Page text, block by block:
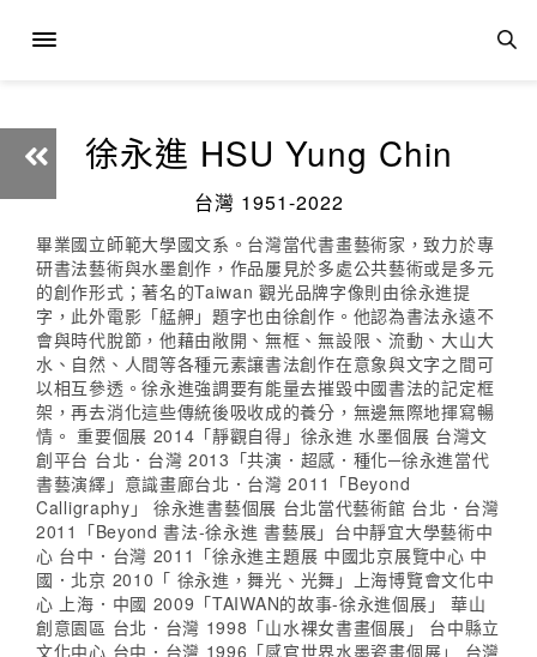
徐永進 HSU Yung Chin
台灣 1951-2022
畢業國立師範大學國文系。台灣當代書畫藝術家，致力於專
研書法藝術與水墨創作，作品屢見於多處公共藝術或是多元
的創作形式；著名的Taiwan 觀光品牌字像則由徐永進提
字，此外電影「艋舺」題字也由徐創作。他認為書法永遠不
會與時代脫節，他藉由敞開、無框、無設限、流動、大山大
水、自然、人間等各種元素讓書法創作在意象與文字之間可
以相互參透。徐永進強調要有能量去摧毀中國書法的記定框
架，再去消化這些傳統後吸收成的養分，無邊無際地揮寫暢
情。 重要個展 2014「靜觀自得」徐永進 水墨個展 台灣文
創平台 台北．台灣 2013「共演．超感．種化─徐永進當代
書藝演繹」意識畫廊台北．台灣 2011「Beyond
Calligraphy」 徐永進書藝個展 台北當代藝術館 台北．台灣
2011「Beyond 書法-徐永進 書藝展」台中靜宜大學藝術中
心 台中．台灣 2011「徐永進主題展 中國北京展覽中心 中
國．北京 2010「 徐永進，舞光、光舞」上海博覽會文化中
心 上海．中國 2009「TAIWAN的故事-徐永進個展」 華山
創意園區 台北．台灣 1998「山水裸女書畫個展」 台中縣立
文化中心 台中．台灣 1996「感官世界水墨瓷畫個展」 台灣